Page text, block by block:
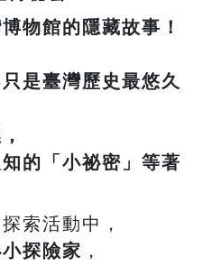
物館的隱藏故事！
是臺灣歷史最悠久
的「小祕密」等著
索活動中，
探險家 ，